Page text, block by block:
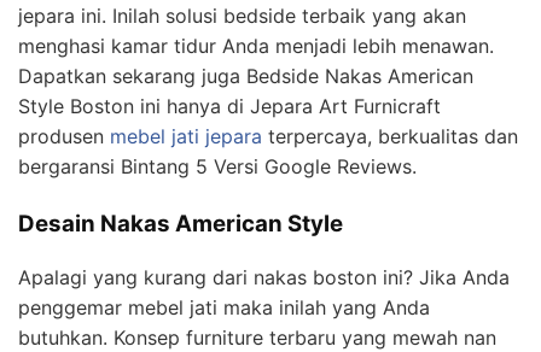
jepara ini. Inilah solusi bedside terbaik yang akan
menghasi kamar tidur Anda menjadi lebih menawan.
Dapatkan sekarang juga Bedside Nakas American
Style Boston ini hanya di Jepara Art Furnicraft
produsen mebel jati jepara terpercaya, berkualitas dan
bergaransi Bintang 5 Versi Google Reviews.
Desain Nakas American Style
Apalagi yang kurang dari nakas boston ini? Jika Anda
penggemar mebel jati maka inilah yang Anda
butuhkan. Konsep furniture terbaru yang mewah nan